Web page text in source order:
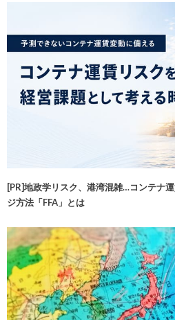
[PR]地政学リスク、港湾混雑…コンテナ
ジ方法「FFA」とは